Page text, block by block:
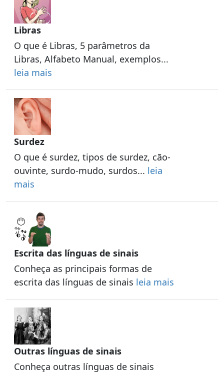
Libras
O que é Libras, 5 parâmetros da
Libras, Alfabeto Manual, exemplos...
leia mais
Surdez
O que é surdez, tipos de surdez, cão-
ouvinte, surdo-mudo, surdos... leia
mais
Escrita das línguas de sinais
Conheça as principais formas de
escrita das línguas de sinais leia mais
Outras línguas de sinais
Conheça outras línguas de sinais